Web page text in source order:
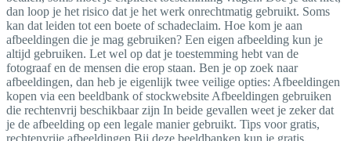
dan loop je het risico dat je het werk onrechtmatig gebruikt. Soms
kan dat leiden tot een boete of schadeclaim. Hoe kom je aan
afbeeldingen die je mag gebruiken? Een eigen afbeelding kun je
altijd gebruiken. Let wel op dat je toestemming hebt van de
fotograaf en de mensen die erop staan. Ben je op zoek naar
afbeeldingen, dan heb je eigenlijk twee veilige opties: Afbeeldingen
kopen via een beeldbank of stockwebsite Afbeeldingen gebruiken
die rechtenvrij beschikbaar zijn In beide gevallen weet je zeker dat
je de afbeelding op een legale manier gebruikt. Tips voor gratis,
rechtenvrije afbeeldingen Bij deze beeldbanken kun je gratis,